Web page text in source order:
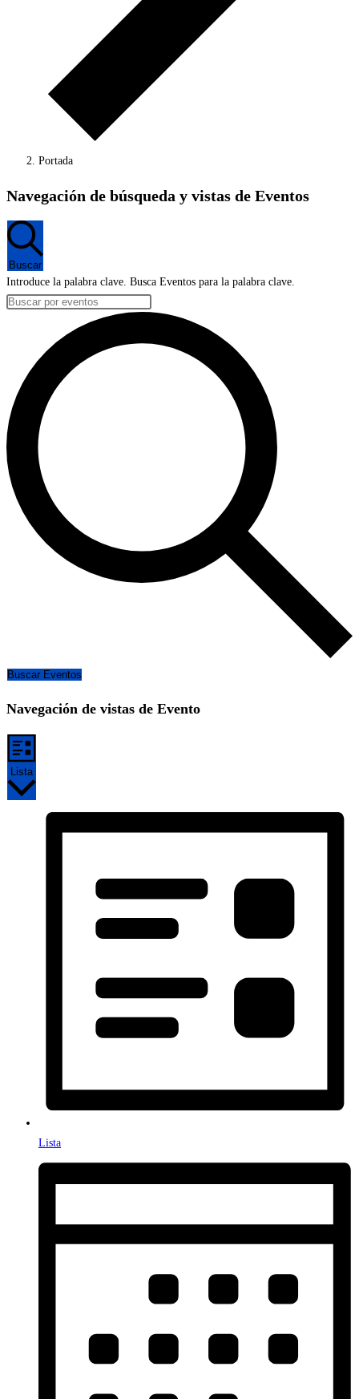
Portada
Eventos
Navegación de búsqueda y vistas de Eventos
Buscar
Introduce la palabra clave. Busca Eventos para la palabra clave.
Buscar Eventos
Navegación de vistas de Evento
Lista
Lista